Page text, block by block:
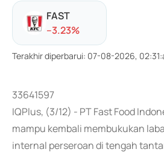
FAST
--3.23%
Terakhir diperbarui: 07-08-2026,
33641597
IQPlus, (3/12) - PT Fast Food
mampu kembali membukukan
internal perseroan di tengah